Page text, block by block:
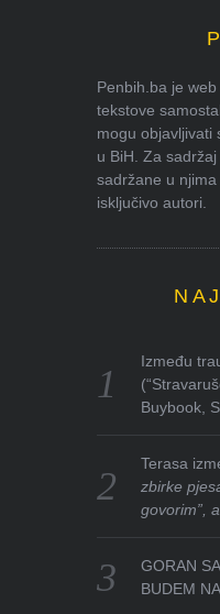
Penbih.ba je
tekstove
mogu objavljivati
u BiH. Za
sadržane u
isključivo autori.
Između
Buybook,
Terasa
zbirke
govorim”,
GORAN
BUDEM